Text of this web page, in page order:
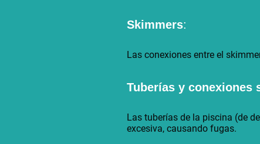
Skimmers:
Las conexiones entre el
Tuberías y conexiones
Las tuberías de la piscina (de
excesiva, causando fugas.